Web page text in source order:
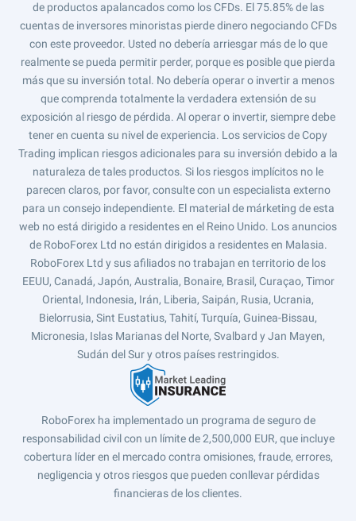
de productos apalancados como los CFDs. El 75.85% de las
cuentas de inversores minoristas pierde dinero negociando CFDs
con este proveedor. Usted no debería arriesgar más de lo que
realmente se pueda permitir perder, porque es posible que pierda
más que su inversión total. No debería operar o invertir a menos
que comprenda totalmente la verdadera extensión de su
exposición al riesgo de pérdida. Al operar o invertir, siempre debe
tener en cuenta su nivel de experiencia. Los servicios de Copy
Trading implican riesgos adicionales para su inversión debido a la
naturaleza de tales productos. Si los riesgos implícitos no le
parecen claros, por favor, consulte con un especialista externo
para un consejo independiente. El material de márketing de esta
web no está dirigido a residentes en el Reino Unido. Los anuncios
de RoboForex Ltd no están dirigidos a residentes en Malasia.
RoboForex Ltd y sus afiliados no trabajan en territorio de los
EEUU, Canadá, Japón, Australia, Bonaire, Brasil, Curaçao, Timor
Oriental, Indonesia, Irán, Liberia, Saipán, Rusia, Ucrania,
Bielorrusia, Sint Eustatius, Tahití, Turquía, Guinea-Bissau,
Micronesia, Islas Marianas del Norte, Svalbard y Jan Mayen,
Sudán del Sur y otros países restringidos.
RoboForex ha implementado un programa de seguro de
responsabilidad civil con un límite de 2,500,000 EUR, que incluye
cobertura líder en el mercado contra omisiones, fraude, errores,
negligencia y otros riesgos que pueden conllevar pérdidas
financieras de los clientes.